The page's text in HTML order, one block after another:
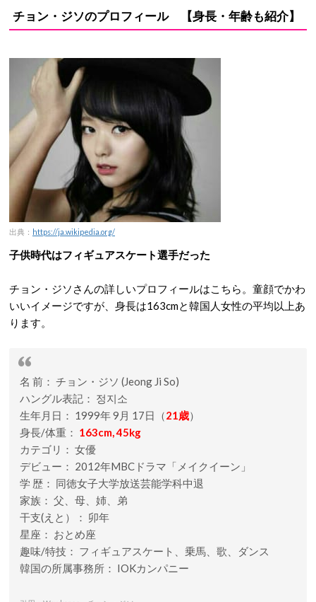
チョン・ジソのプロフィール 【身長・年齢も紹介】
出典： https://ja.wikipedia.org/
子供時代はフィギュアスケート選手だった
チョン・ジソさんの詳しいプロフィールはこちら。童顔でかわ
いいイメージですが、身長は163cmと韓国人女性の平均以上あ
ります。
名 前： チョン・ジソ (Jeong Ji So)
ハングル表記： 정지소
生年月日： 1999年 9月 17日（21歳）
身長/体重： 163cm, 45kg
カテゴリ： 女優
デビュー： 2012年MBCドラマ「メイクイーン」
学 歴： 同徳女子大学放送芸能学科中退
家族： 父、母、姉、弟
干支(えと）： 卯年
星座： おとめ座
趣味/特技： フィギュアスケート、乗馬、歌、ダンス
韓国の所属事務所： IOKカンパニー